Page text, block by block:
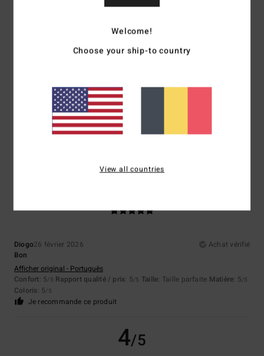
5/5
26 février 2026
Afficher original - Português
Diogo26 février 2026
Achat vérifié
Bon
Afficher original - Português
Confort: 5/5 Rapport qualité / prix: 5/5 Taille: Taille parfaite Matière: 5/5
Coloris: 5/5
Je recommande ce produit
4/5
Welcome!
Choose your ship-to country
View all countries